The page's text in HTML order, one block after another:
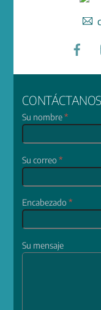
CONTÁCTANOS
Su nombre*
Su correo*
Encabezado*
Su mensaje